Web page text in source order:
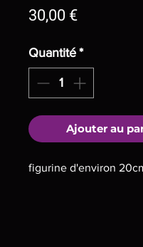
30,00 €Prix
Quantité *
Ajouter au
figurine d'environ